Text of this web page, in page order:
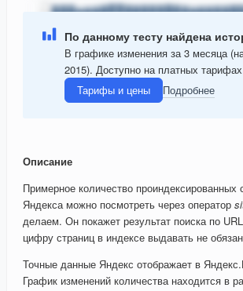
По данному тесту найдена
В графике изменения за 3 месяца
2015). Доступно на платных
Тарифы и цены
Подробнее
Описание
Примерное количество проиндексированных
Яндекса можно посмотреть через оператор
делаем. Он покажет результат поиска по
цифру страниц в индексе выдавать не
Точные данные Яндекс отображает в
График изменений количества находится в